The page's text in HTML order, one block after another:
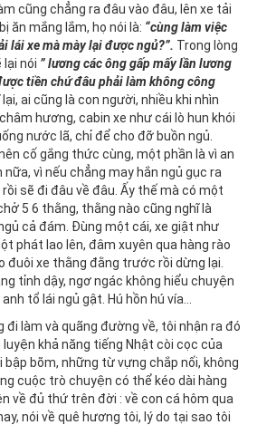
cũng chẳng ra đâu vào đâu, lên xe tải
ăn mắng lắm, họ nói là: “cùng làm việc
lái xe mà mày lại được ngủ?”. Trong lòng
lại nói ” lương các ông gấp mấy lần lương
tiền chứ đâu phải làm không công
ai cũng là con người, nhiều khi nhìn
hương, cabin xe như cái lò hun khói
nước lã, chỉ để cho đỡ buồn ngủ.
cố gắng thức cùng, một phần là vì an
vì nếu chẳng may hắn ngủ gục ra
sẽ đi đâu về đâu. Ấy thế mà có một
5 6 thằng, thằng nào cũng nghĩ là
cả đám. Đùng một cái, xe giật như
phát lao lên, đâm xuyên qua hàng rào
đuôi xe thằng đằng trước rồi dừng lại.
tỉnh dậy, ngơ ngác không hiểu chuyện
tổ lái ngủ gật. Hú hồn hú vía…
làm và quãng đường về, tôi nhận ra đó
khả năng tiếng Nhật còi cọc của
bập bõm, những từ vựng chắp nối, không
cuộc trò chuyện có thể kéo dài hàng
về đủ thứ trên đời : về con cá hôm qua
nói về quê hương tôi, lý do tại sao tôi